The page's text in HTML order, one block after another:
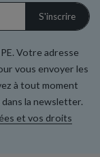
Votre adresse
vous envoyer les
à tout moment
la newsletter.
et vos droits